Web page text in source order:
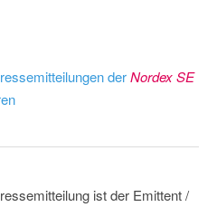
derNordex SE
ist der Emittent /